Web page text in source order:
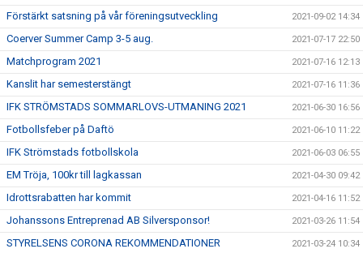
Förstärkt satsning på vår föreningsutveckling 2021-09-02 14:34
Coerver Summer Camp 3-5 aug. 2021-07-17 22:50
Matchprogram 2021 2021-07-16 12:13
Kanslit har semesterstängt 2021-07-16 11:36
IFK STRÖMSTADS SOMMARLOVS-UTMANING 2021 2021-06-30 16:56
Fotbollsfeber på Daftö 2021-06-10 11:22
IFK Strömstads fotbollskola 2021-06-03 06:55
EM Tröja, 100kr till lagkassan 2021-04-30 09:42
Idrottsrabatten har kommit 2021-04-16 11:52
Johanssons Entreprenad AB Silversponsor! 2021-03-26 11:54
STYRELSENS CORONA REKOMMENDATIONER 2021-03-24 10:34